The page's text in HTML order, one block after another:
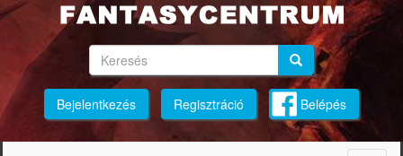
Ugrás
tartalomra
Keresés Keresés
Bejelentkezés Regisztráció Belépés